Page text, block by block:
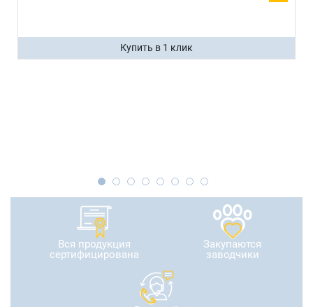
Купить в 1 клик
Вся продукция
сертифицирована
Закупаются
заводчики